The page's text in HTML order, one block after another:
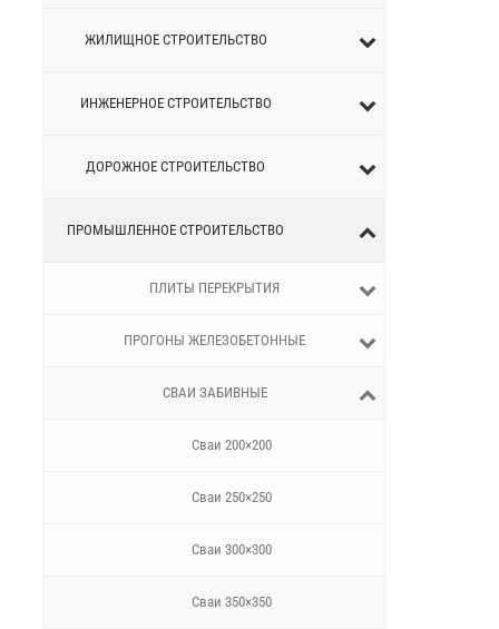
ЖИЛИЩНОЕ СТРОИТЕЛЬСТВО
ИНЖЕНЕРНОЕ СТРОИТЕЛЬСТВО
ДОРОЖНОЕ СТРОИТЕЛЬСТВО
ПРОМЫШЛЕННОЕ СТРОИТЕЛЬСТВО
ПЛИТЫ ПЕРЕКРЫТИЯ
ПРОГОНЫ ЖЕЛЕЗОБЕТОННЫЕ
СВАИ ЗАБИВНЫЕ
Сваи 200×200
Сваи 250×250
Сваи 300×300
Сваи 350×350